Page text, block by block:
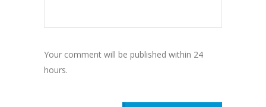
Your comment will be published within 24
hours.